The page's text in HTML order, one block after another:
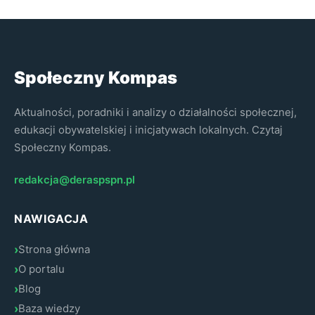
na efektywniejsze wykorzystywanie zasobów i
Społeczny Kompas
Aktualności, poradniki i analizy o działalności społecznej,
edukacji obywatelskiej i inicjatywach lokalnych. Czytaj
Społeczny Kompas.
redakcja@deraspspn.pl
NAWIGACJA
Strona główna
O portalu
Blog
Baza wiedzy